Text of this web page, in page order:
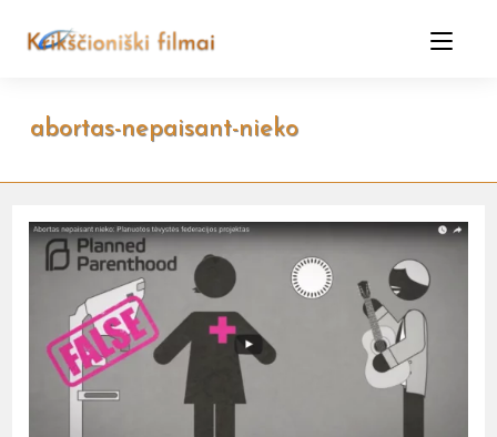
abortas-nepaisant-nieko